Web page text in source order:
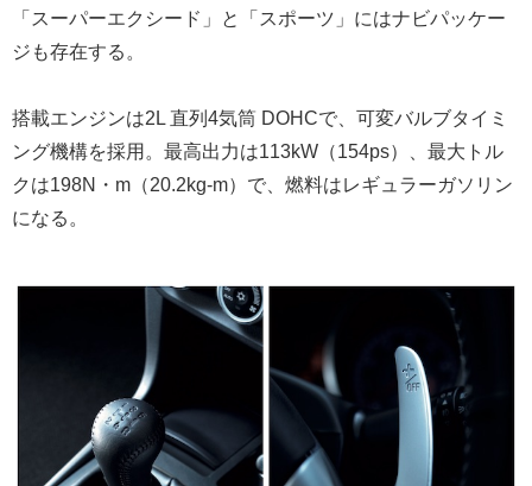
「スーパーエクシード」と「スポーツ」にはナビパッケー
ジも存在する。
搭載エンジンは2L 直列4気筒 DOHCで、可変バルブタイミ
ング機構を採用。最高出力は113kW（154ps）、最大トル
クは198N・m（20.2kg-m）で、燃料はレギュラーガソリン
になる。